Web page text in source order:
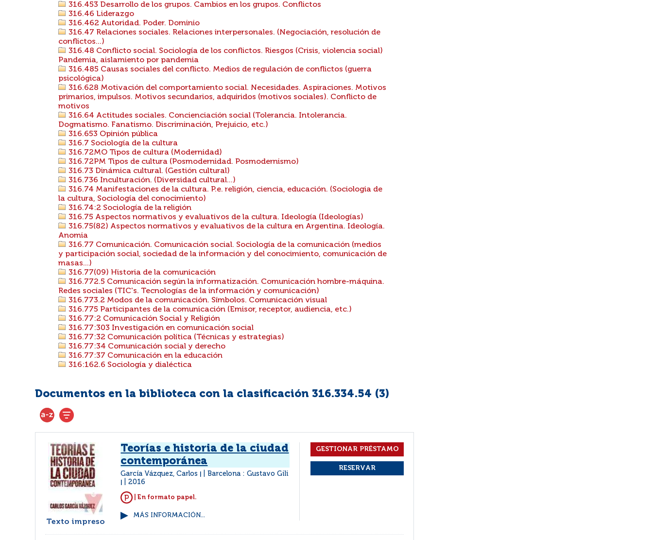
316.453 Desarrollo de los grupos. Cambios en los grupos. Conflictos
316.46 Liderazgo
316.462 Autoridad. Poder. Dominio
316.47 Relaciones sociales. Relaciones interpersonales. (Negociación, resolución de
conflictos...)
316.48 Conflicto social. Sociología de los conflictos. Riesgos (Crisis, violencia social)
Pandemia, aislamiento por pandemia
316.485 Causas sociales del conflicto. Medios de regulación de conflictos (guerra
psicológica)
316.628 Motivación del comportamiento social. Necesidades. Aspiraciones. Motivos
primarios, impulsos. Motivos secundarios, adquiridos (motivos sociales). Conflicto de
motivos
316.64 Actitudes sociales. Concienciación social (Tolerancia. Intolerancia.
Dogmatismo. Fanatismo. Discriminación, Prejuicio, etc.)
316.653 Opinión pública
316.7 Sociología de la cultura
316.72MO Tipos de cultura (Modernidad)
316.72PM Tipos de cultura (Posmodernidad. Posmodernismo)
316.73 Dinámica cultural. (Gestión cultural)
316.736 Inculturación. (Diversidad cultural...)
316.74 Manifestaciones de la cultura. P.e. religión, ciencia, educación. (Sociologia de
la cultura, Sociología del conocimiento)
316.74:2 Sociología de la religión
316.75 Aspectos normativos y evaluativos de la cultura. Ideología (Ideologías)
316.75(82) Aspectos normativos y evaluativos de la cultura en Argentina. Ideología.
Anomia
316.77 Comunicación. Comunicación social. Sociología de la comunicación (medios
y participación social, sociedad de la información y del conocimiento, comunicación de
masas...)
316.77(09) Historia de la comunicación
316.772.5 Comunicación según la informatización. Comunicación hombre-máquina.
Redes sociales (TIC's. Tecnologías de la información y comunicación)
316.773.2 Modos de la comunicación. Símbolos. Comunicación visual
316.775 Participantes de la comunicación (Emisor, receptor, audiencia, etc.)
316.77:2 Comunicación Social y Religión
316.77:303 Investigación en comunicación social
316.77:32 Comunicación política (Técnicas y estrategias)
316.77:34 Comunicación social y derecho
316.77:37 Comunicación en la educación
316:162.6 Sociología y dialéctica
Documentos en la biblioteca con la clasificación 316.334.54 (3)
Texto impreso
Teorías e historia de la ciudad
contemporánea
García Vázquez, Carlos Barcelona : Gustavo Gili
2016
| En formato papel.
MÁS INFORMACIÓN...